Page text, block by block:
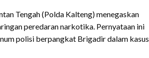
Tengah (Polda Kalteng) menegaskan
peredaran narkotika. Pernyataan ini
polisi berpangkat Brigadir dalam kasus